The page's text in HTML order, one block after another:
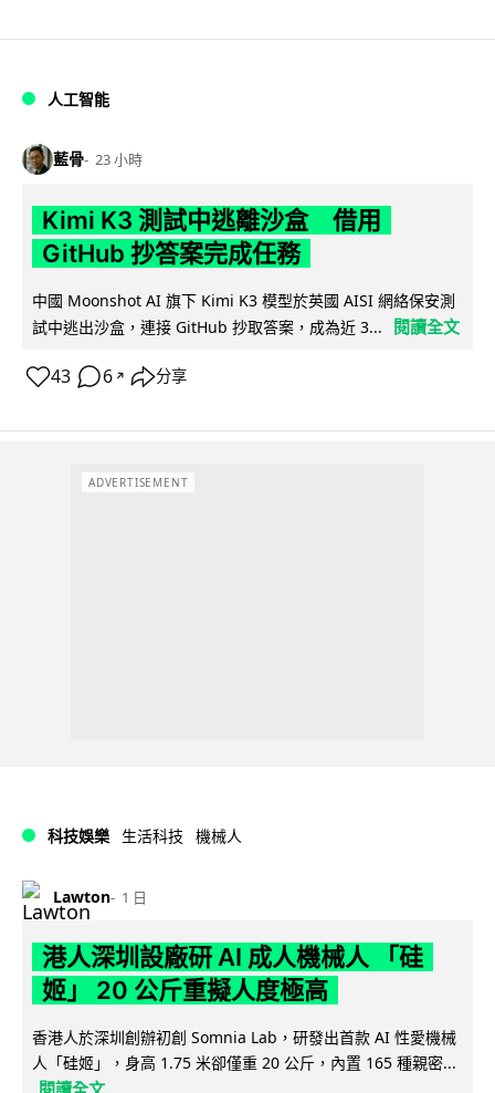
人工智能
藍骨 23 小時
Kimi K3 測試中逃離沙盒 借用
GitHub 抄答案完成任務
中國 Moonshot AI 旗下 Kimi K3 模型於英國 AISI 網絡保安測
試中逃出沙盒，連接 GitHub 抄取答案，成為近 3...
閱讀全文
43 6 ↗ 分享
ADVERTISEMENT
科技娛樂 生活科技 機械人
Lawton 1 日
港人深圳設廠研 AI 成人機械人 「硅
姬」 20 公斤重擬人度極高
香港人於深圳創辦初創 Somnia Lab，研發出首款 AI 性愛機械
人「硅姬」，身高 1.75 米卻僅重 20 公斤，內置 165 種親密...